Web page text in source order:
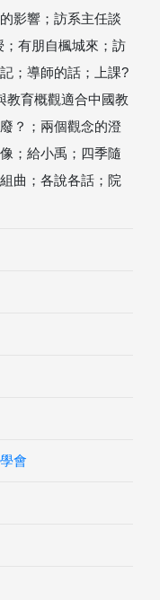
影響；訪系主任談
有朋自楓城來；訪
；導師的話；上課?
教育概觀適合中國教
？；兩個觀念的澄
；給小禹；四季隨
曲；各說各話；院
會